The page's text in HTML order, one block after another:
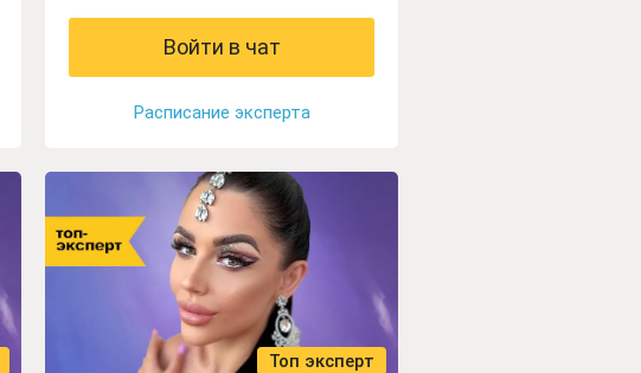
финансами, работой.
Войти в чат
Расписание эксперта
Топ эксперт